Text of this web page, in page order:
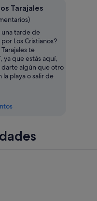
Tarajales
una tarde de
Los Cristianos?
Tarajales te
ya que estás aquí,
darte algún que otro
la playa o salir de